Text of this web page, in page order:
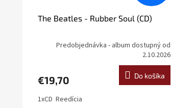
The Beatles - Rubber Soul (CD)
Predobjednávka - album dostupný od
2.10.2026
€19,70 Do košíka
1xCD Reedícia